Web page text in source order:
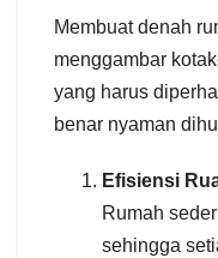
Membuat denah
menggambar
yang harus
benar nyaman
Efisiensi
Rumah
sehingga